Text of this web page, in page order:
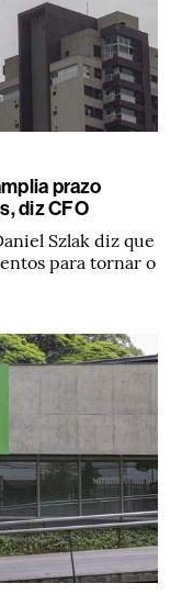
prazo
diz CFO
Szlak diz que
para tornar o